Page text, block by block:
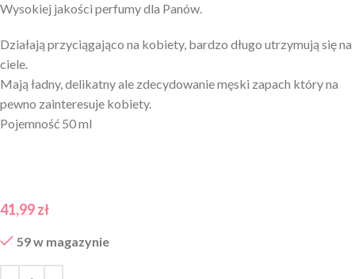
Wysokiej jakości perfumy dla Panów.
Działają przyciągająco na kobiety, bardzo długo utrzymują się na
ciele.
Mają ładny, delikatny ale zdecydowanie męski zapach który na
pewno zainteresuje kobiety.
Pojemność 50 ml
41,99zł
59 w magazynie